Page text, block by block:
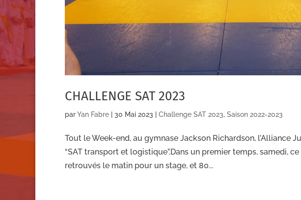
CHALLENGE SAT 2023
parYan Fabre 30 Mai 2023 Challenge SAT 2023, Saison 2022-2023
Tout le Week-end, au gymnase Jackson Richardson, l’Alliance
“SAT transport et logistique”.Dans un premier temps, samedi,
retrouvés le matin pour un stage, et 80...